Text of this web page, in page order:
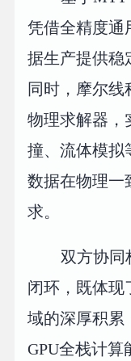
凭借全精度通
据生产提供稳
同时，摩尔线
物理求解器，
撞、流体模拟
数据在物理一
求。
双方协同
闭环，既体现
域的深厚积累
GPU全栈计